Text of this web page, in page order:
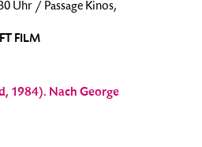
Uhr / Passage Kinos,
FILM
1984). Nach George